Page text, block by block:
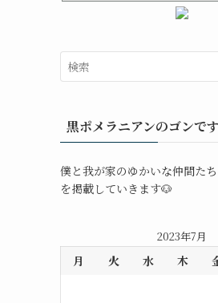
黒ポメラニアンのゴンです
僕と我が家のゆかいな仲間た
を掲載していきます🐶
2023年7月
月 火 水 木